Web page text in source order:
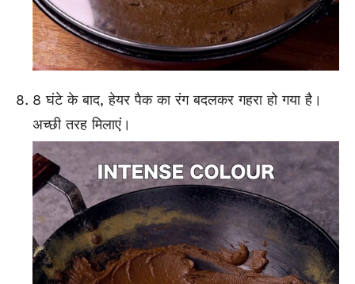
8 घंटे के बाद, हेयर पैक का रंग बदलकर गहरा हो गया है।
अच्छी तरह मिलाएं।